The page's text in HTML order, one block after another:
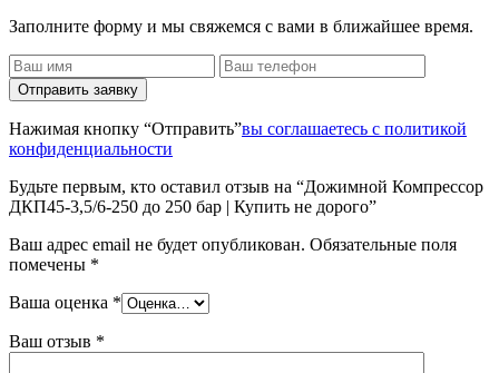
250
Купить
не
дорого
Заполните форму и мы свяжемся с вами в ближайшее время.
Отправить заявку
Нажимая кнопку “Отправить”вы соглашаетесь с политикой
конфиденциальности
Будьте первым, кто оставил отзыв на “Дожимной Компрессор
ДКП45-3,5/6-250 до 250 бар | Купить не дорого”
Ваш адрес email не будет опубликован. Обязательные поля
помечены *
Ваша оценка *
Ваш отзыв *